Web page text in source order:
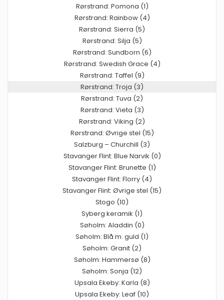
Rørstrand: Pomona (1)
Rørstrand: Rainbow (4)
Rørstrand: Sierra (5)
Rørstrand: Silja (5)
Rørstrand: Sundborn (6)
Rørstrand: Swedish Grace (4)
Rørstrand: Taffel (9)
Rørstrand: Troja (3)
Rørstrand: Tuva (2)
Rørstrand: Vieta (3)
Rørstrand: Viking (2)
Rørstrand: Øvrige stel (15)
Salzburg – Churchill (3)
Stavanger Flint: Blue Narvik (0)
Stavanger Flint: Brunette (1)
Stavanger Flint: Florry (4)
Stavanger Flint: Øvrige stel (15)
Stogo (10)
Syberg keramik (1)
Søholm: Aladdin (0)
Søholm: Blå m. guld (1)
Søholm: Granit (2)
Søholm: Hammersø (8)
Søholm: Sonja (12)
Upsala Ekeby: Karla (8)
Upsala Ekeby: Leaf (10)